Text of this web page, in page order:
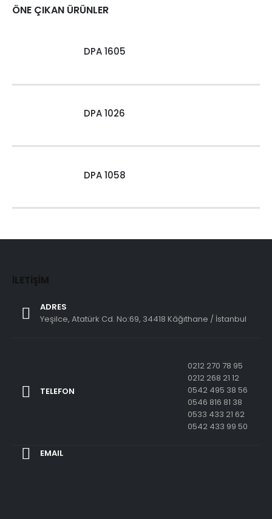
ÖNE ÇIKAN ÜRÜNLER
DPA 1605
DPA 1026
DPA 1058
İLETIŞIM
ADRES
Yeşilce, Atatürk Cd. No:69, 34418 Kâğıthane / İstanbul
TELEFON
0212 270 78 95
0212 268 21 12
0542 495 38 56
0546 816 81 38
0533 433 21 62
0542 433 99 50
EMAIL